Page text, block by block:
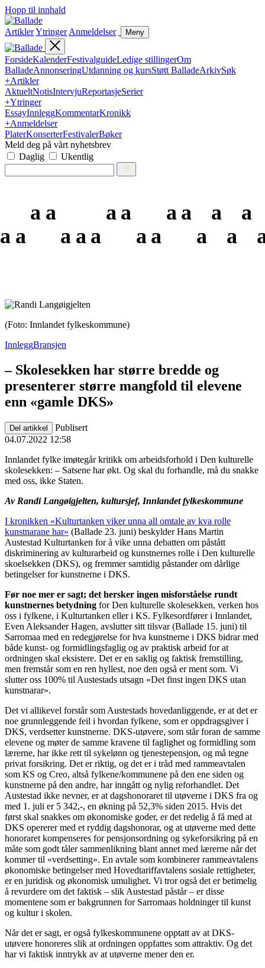
Hopp til innhald
ArtiklerYtringer Anmeldelser Meny
ForsideKalenderFestivalguideLedige stillingerOm
BalladeAnnonseringUtdanning og kursStøtt BalladeArkivSøk
+Artikler
AktueltNotisIntervjuReportasjeSerier
+Ytringer
EssayInnleggKommentarKronikk
+Anmeldelser
PlaterKonserterFestivalerBøker
Meld deg på vårt nyhetsbrev
Daglig
Ukentlig
a
a
a
a
a
a
a
a
(Foto: Innlandet fylkeskommune)
InnleggBransjen
– Skolesekken har større bredde og
presenterer større mangfold til elevene
enn «gamle DKS»
Del artikkel
Publisert
04.07.2022 12:58
Innlandet fylke imøtegår kritikk om arbeidsforhold i Den kulturelle
skolesekken: – Satsene har økt. Og skal du forhandle, må du snakke
med oss, ikke Staten.
Av Randi Langøigjelten, kultursjef, Innlandet fylkeskommune
I kronikken «Kulturtanken viker unna all omtale av kva rolle
kunstnarane har» (Ballade 23. juni) beskylder Hans Martin
Austestad Kulturtanken for å vike unna debatten om påstått
diskriminering av kulturarbeid og kunstnernes rolle i Den kulturelle
skoelsekken (DKS), og fremmer samtidig påstander om dårlige
betingelser for kunstnerne i DKS.
Før noe mer er sagt; det hersker ingen misforståelse rundt
kunstnernes betydning for Den kulturelle skolesekken, verken hos
oss i fylkene, i Kulturtanken eller i KS. Fylkesordfører i Innlandet,
Even Aleksander Hagen, avslutter sitt tilsvar (Ballade 15. juni) til
Sarromaa med en redegjørelse for hva kunstnerne i DKS bidrar med
både kunst- og formidlingsfaglig og av praktisk arbeid for at
ordningen skal eksistere. Det er en saklig og faktisk fremstilling,
men fremstår som en ren hyllest, noe den også er ment som. Vi
slutter oss 100% til Austestads utsagn «Det finst ingen DKS utan
kunstnarar».
Det vi allikevel forstår som Austestads hovedanliggende, er at det er
noe grunnleggende feil i hvordan fylkene, som er oppdragsgiver i
DKS, verdsetter kunstnerne. DKS-utøvere, som står foran de samme
elevene og møter de samme kravene til faglighet og formidling som
lærerne, har ikke rett til sykelønn og tjenestepensjon, og må tegne
privat forsikring. Det er riktig, og det er i tråd med rammeavtalen
som KS og Creo, altså fylkene/kommunene på den ene siden og
kunstnerne på den andre, har inngått og nylig reforhandlet. Det
Austestad ikke nevner, er at dagshonoraret til utøverne i DKS fra og
med 1. juli er 5 342,-, en økning på 52,3% siden 2015. Hvis det
først skal snakkes om økonomiske goder, er det redelig å få med at
DKS opererer med et ryddig dagshonorar, og at utøverne med dette
honoraret kompenseres for pensjonsordning og sykeforsikring på en
måte som godt tåler sammenlikning blant annet med lærerne når det
kommer til «verdsetting». En avtale som kombinerer rammeavtalens
økonomiske betingelser med Hovedtariffavtalens sosiale rettigheter,
er en juridisk og økonomisk umulighet. Vi tror også det er betimelig
å revurdere om det faktisk – slik Austestad påstår – er disse
momentene som er bakgrunnen for Sarromaas holdninger til kunst
og kultur i skolen.
Når det er sagt, er også fylkeskommunene opptatt av at DKS-
utøvere honoreres slik at ordningen oppfattes som attraktiv. Og det
har vi faktisk inntrykk av at utøverne mener den er.